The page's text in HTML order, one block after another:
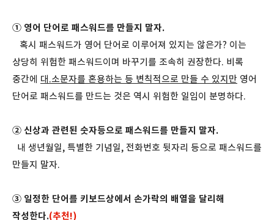
① 영어 단어로 패스워드를 만들지 말자.
혹시 패스워드가 영어 단어로 이루어져 있지는 않은가? 이는
상당히 위험한 패스워드이며 바꾸기를 조속히 권장한다. 비록
중간에 대.소문자를 혼용하는 등 변칙적으로 만들 수 있지만 영어
단어로 패스워드를 만드는 것은 역시 위험한 일임이 분명하다.
② 신상과 관련된 숫자등으로 패스워드를 만들지 말자.
내 생년월일, 특별한 기념일, 전화번호 뒷자리 등으로 패스워드를
만들지 말자.
③ 일정한 단어를 키보드상에서 손가락의 배열을 달리해
작성한다.(추천!)